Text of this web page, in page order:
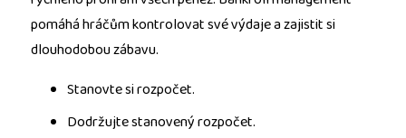
pomáhá hráčům kontrolovat své výdaje a zajistit si
dlouhodobou zábavu.
Stanovte si rozpočet.
Dodržujte stanovený rozpočet.